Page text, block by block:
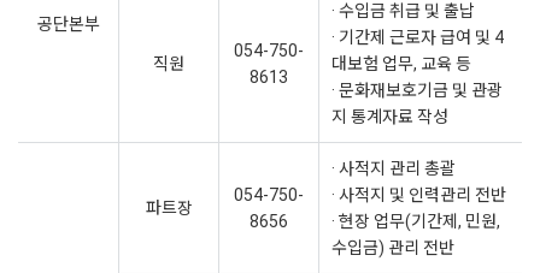
공단본부
직원
054-750-
8613
· 수입금 취급 및 출납
· 기간제 근로자 급여 및 4
대보험 업무, 교육 등
· 문화재보호기금 및 관광
지 통계자료 작성
파트장
054-750-
8656
· 사적지 관리 총괄
· 사적지 및 인력관리 전반
· 현장 업무(기간제, 민원,
수입금) 관리 전반